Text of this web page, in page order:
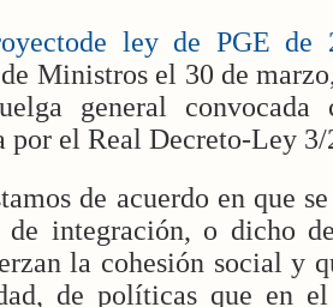
ley de PGE de
Ministros el 30 de
general
por el Real Decreto-Ley
de acuerdo en que
de integración, o dicho
la cohesión social y
de políticas que en